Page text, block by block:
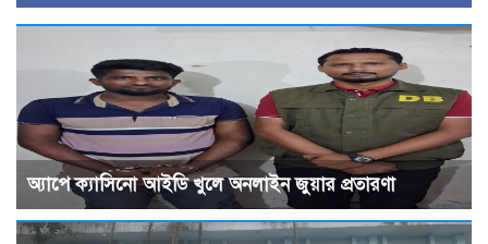
অ্যাপে ক্যাসিনো আইডি খুলে অনলাইন জুয়ার প্রতারণা